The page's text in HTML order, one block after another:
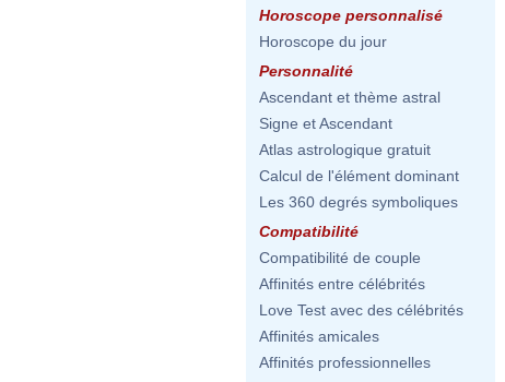
Horoscope personnalisé
Horoscope du jour
Personnalité
Ascendant et thème astral
Signe et Ascendant
Atlas astrologique gratuit
Calcul de l'élément dominant
Les 360 degrés symboliques
Compatibilité
Compatibilité de couple
Affinités entre célébrités
Love Test avec des célébrités
Affinités amicales
Affinités professionnelles